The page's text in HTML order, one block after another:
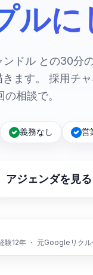
に
ドル との30分
ます。 採用チ
相談で。
義務なし 営
アジェンダを見る
験12年 ・ 元Googleリクル